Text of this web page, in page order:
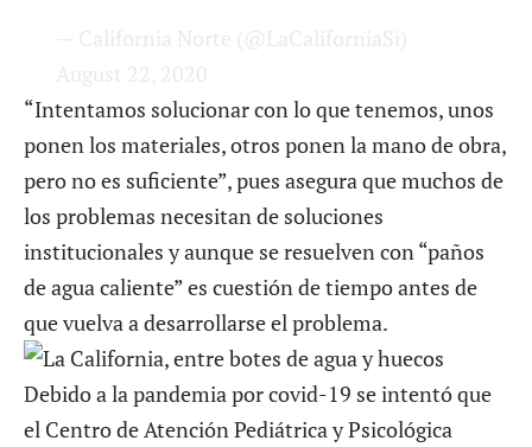
“Intentamos solucionar con lo que tenemos, unos
ponen los materiales, otros ponen la mano de obra,
pero no es suficiente”, pues asegura que muchos de
los problemas necesitan de soluciones
institucionales y aunque se resuelven con “paños
de agua caliente” es cuestión de tiempo antes de
que vuelva a desarrollarse el problema.
Debido a la pandemia por covid-19 se intentó que
el Centro de Atención Pediátrica y Psicológica